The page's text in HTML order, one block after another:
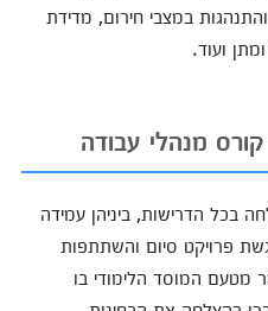
במצבי חירום, מדידת
ועוד.
מנהלי עבודה
בכל הדרישות, ביניהן עמידה
פרויקט סיום והשתתפות
מטעם המוסד הלימודי בו